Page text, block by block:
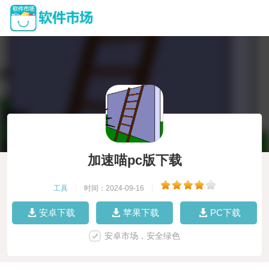
加速喵pc版下载
工具 时间：2024-09-16
安卓下载 苹果下载 PC下载
安卓市场，安全绿色